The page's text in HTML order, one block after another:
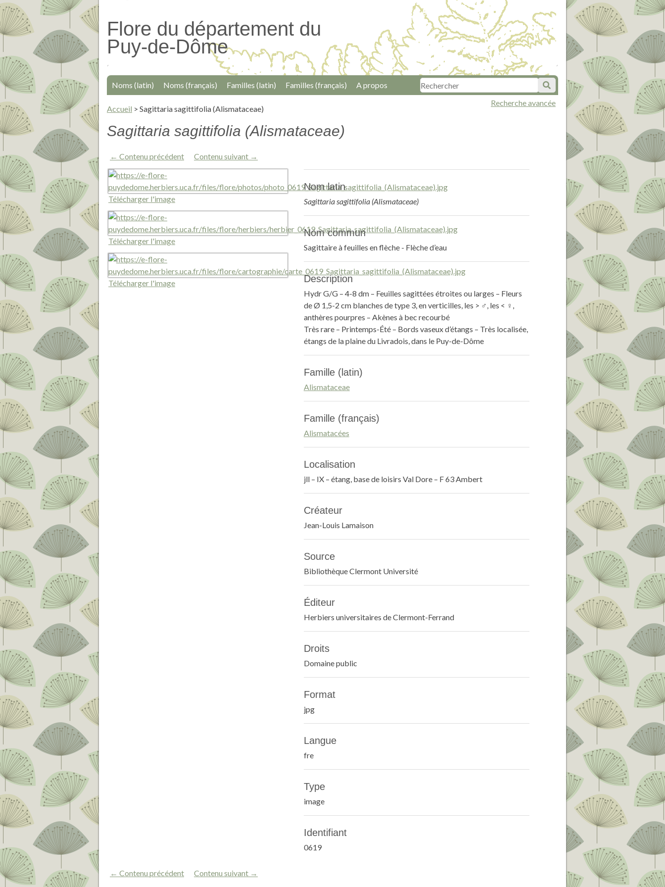
Passer
au
contenu
Flore du département du
Puy-de-Dôme
Recherche avancée
Noms (latin) Noms (français) Familles (latin) Familles (français) A propos
Accueil > Sagittaria sagittifolia (Alismataceae)
Sagittaria sagittifolia (Alismataceae)
← Contenu précédent Contenu suivant →
Télécharger l'image
Télécharger l'image
Télécharger l'image
Nom latin
Sagittaria sagittifolia (Alismataceae)
Nom commun
Sagittaire à feuilles en flèche - Flèche d’eau
Description
Hydr G/G – 4-8 dm – Feuilles sagittées étroites ou larges – Fleurs
de Ø 1,5-2 cm blanches de type 3, en verticilles, les > ♂, les < ♀,
anthères pourpres – Akènes à bec recourbé
Très rare – Printemps-Été – Bords vaseux d’étangs – Très localisée,
étangs de la plaine du Livradois, dans le Puy-de-Dôme
Famille (latin)
Alismataceae
Famille (français)
Alismatacées
Localisation
jll – IX – étang, base de loisirs Val Dore – F 63 Ambert
Créateur
Jean-Louis Lamaison
Source
Bibliothèque Clermont Université
Éditeur
Herbiers universitaires de Clermont-Ferrand
Droits
Domaine public
Format
jpg
Langue
fre
Type
image
Identifiant
0619
← Contenu précédent Contenu suivant →